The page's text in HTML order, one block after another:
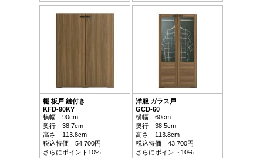
棚 板戸 鍵付き
KFD-90KY
横幅 90cm
奥行 38.7cm
高さ 113.8cm
税込特価 54,700円
さらにポイント10%
洋服 ガラス戸
GCD-60
横幅 60cm
奥行 38.5cm
高さ 113.8cm
税込特価 43,700円
さらにポイント10%